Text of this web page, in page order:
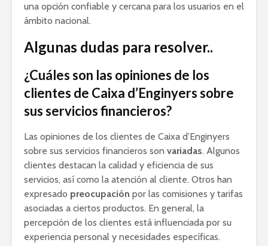
una opción confiable y cercana para los usuarios en el
ámbito nacional.
Algunas dudas para resolver..
¿Cuáles son las opiniones de los
clientes de Caixa d’Enginyers sobre
sus servicios financieros?
Las opiniones de los clientes de Caixa d’Enginyers
sobre sus servicios financieros son variadas. Algunos
clientes destacan la calidad y eficiencia de sus
servicios, así como la atención al cliente. Otros han
expresado preocupación por las comisiones y tarifas
asociadas a ciertos productos. En general, la
percepción de los clientes está influenciada por su
experiencia personal y necesidades específicas.